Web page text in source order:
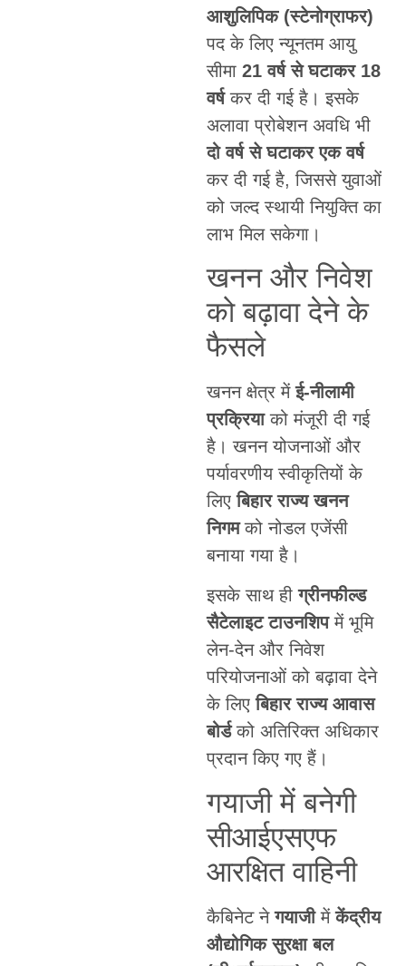
आशुलिपिक (स्टेनोग्राफर)
पद के लिए न्यूनतम आयु
सीमा 21 वर्ष से घटाकर 18
वर्षकर दी गई है। इसके
अलावा प्रोबेशन अवधि भी
दो वर्ष से घटाकर एक वर्ष
कर दी गई है, जिससे युवाओं
को जल्द स्थायी नियुक्ति का
लाभ मिल सकेगा।
खनन और निवेश
को बढ़ावा देने के
फैसले
खनन क्षेत्र मेंई-नीलामी
प्रक्रियाको मंजूरी दी गई
है। खनन योजनाओं और
पर्यावरणीय स्वीकृतियों के
लिएबिहार राज्य खनन
निगमको नोडल एजेंसी
बनाया गया है।
इसके साथ हीग्रीनफील्ड
सैटेलाइट टाउनशिपमें भूमि
लेन-देन और निवेश
परियोजनाओं को बढ़ावा देने
के लिएबिहार राज्य आवास
बोर्डको अतिरिक्त अधिकार
प्रदान किए गए हैं।
गयाजी में बनेगी
सीआईएसएफ
आरक्षित वाहिनी
कैबिनेट नेगयाजीमेंकेंद्रीय
औद्योगिक सुरक्षा बल